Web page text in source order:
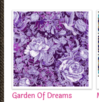
Garden Of Dreams